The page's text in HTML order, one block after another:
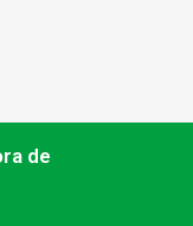
de